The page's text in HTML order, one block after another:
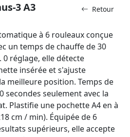
Retour
3 A3
à 6 rouleaux conçue
un temps de chauffe de 30
réglage, elle détecte
insérée et s'ajuste
meilleure position. Temps de
secondes seulement avec la
Plastifie une pochette A4 en à
cm / min). Équipée de 6
supérieurs, elle accepte